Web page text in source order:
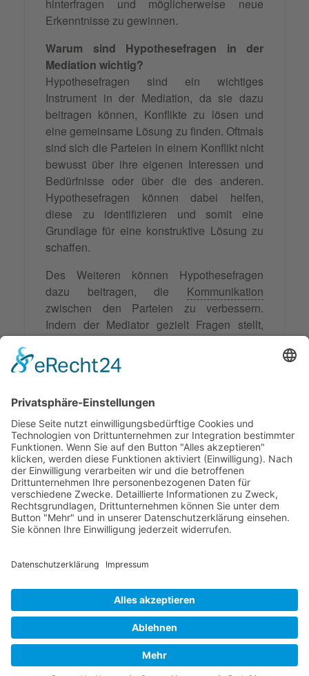
hinterfragen und möglicherweise neue
Erkenntnisse zu gewinnen.
Warum sind Hypothesefragen in der
Mediation wichtig?
Hypothesefragen sind ein wichtiges
Instrument in der Mediation, da sie dazu
beitragen können, Konflikte zu lösen und
eine gemeinsame Lösung zu finden. Oftmals
sind sich die Parteien in einem Konflikt nicht
bewusst über ihre eigenen Interessen und
Bedürfnisse oder über die des anderen.
Hypothesefragen können dabei helfen,
diese zu identifizieren und somit eine
Grundlage für eine konstruktive Lösung zu
schaffen.
Des Weiteren können Hypothesefragen
dazu beitragen, die Kommunikation
zwischen den Parteien zu verbessern.
Indem der Mediator gezielt Fragen stellt,
werden die Parteien dazu ermutigt, aktiv
zuzuhören und sich in die Perspektive des
anderen hineinzuversetzen. Dies kann zu
besserenZusammenarbeit
Synonyme: Hypothesefrage
© 2026 Frank Hartung Ihr Mediator bei Konflikten in Familie,
Frank Hartung - Familien- und Wirtschaftsmediator
263 Bewertungen auf ProvenExpert.com